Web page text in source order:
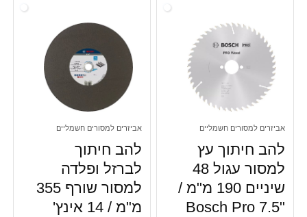
אביזרים למסורים חשמליים
להב חיתוך עץ
למסור עגול 48
שיניים 190 מ"מ /
"7.5 Bosch Pro
אביזרים למסורים חשמליים
להב חיתוך
לברזל ופלדה
למסור שורף 355
מ"מ / 14 אינץ'